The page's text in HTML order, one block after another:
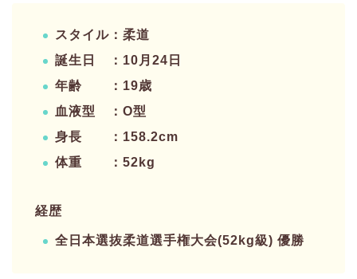
スタイル：柔道
誕生日 ：10月24日
年齢 ：19歳
血液型 ：O型
身長 ：158.2cm
体重 ：52kg
経歴
全日本選抜柔道選手権大会(52kg級) 優勝